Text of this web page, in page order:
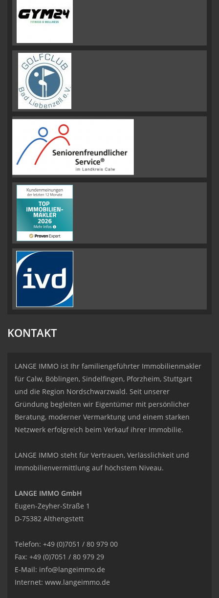
KONTAKT
LANGE IMMO ist Ihr familiengeführter Immobilienmakler
für Calw, Böblingen, Sindelfingen, Pforzheim, Stuttgart
und die Region Nordschwarzwald. Seit unserer
Gründung begleiten wir Eigentümer mit persönlicher
Beratung, moderner Vermarktung und einem starken
Netzwerk erfolgreich beim Verkauf ihrer Immobilie.
LANGE IMMO steht für Vertrauen, Verlässlichkeit und
Immobilienvermittlung auf höchstem Niveau.
LANGE IMMO GmbH
Eugen-Zeyher-Straße 1
D-75382 Althengstett
Telefon: +49 (0)7051 / 80 979 00
Fax: +49 (0)7051 / 80 979 29
E-Mail: info@langeimmo.de
Internet: www.langeimmo.de